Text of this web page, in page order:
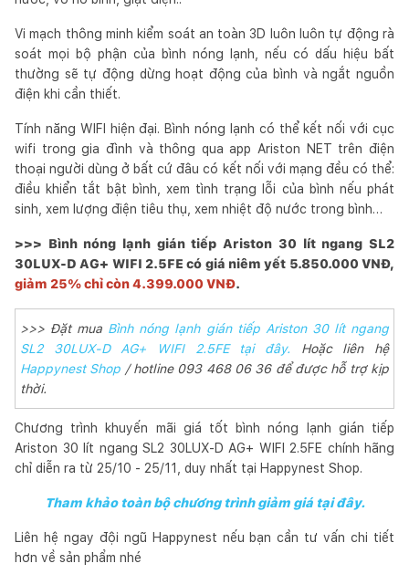
Vi mạch thông minh kiểm soát an toàn 3D luôn luôn tự động rà
soát mọi bộ phận của bình nóng lạnh, nếu có dấu hiệu bất
thường sẽ tự động dừng hoạt động của bình và ngắt nguồn
điện khi cần thiết.
Tính năng WIFI hiện đại. Bình nóng lạnh có thể kết nối với cục
wifi trong gia đình và thông qua app Ariston NET trên điện
thoại người dùng ở bất cứ đâu có kết nối với mạng đều có thể:
điều khiển tắt bật bình, xem tình trạng lỗi của bình nếu phát
sinh, xem lượng điện tiêu thụ, xem nhiệt độ nước trong bình…
>>> Bình nóng lạnh gián tiếp Ariston 30 lít ngang SL2
30LUX-D AG+ WIFI 2.5FE có giá niêm yết 5.850.000 VNĐ,
giảm 25% chỉ còn 4.399.000 VNĐ.
>>> Đặt mua Bình nóng lạnh gián tiếp Ariston 30 lít ngang
SL2 30LUX-D AG+ WIFI 2.5FE tại đây. Hoặc liên hệ
Happynest Shop / hotline 093 468 06 36 để được hỗ trợ kịp
thời.
Chương trình khuyến mãi giá tốt bình nóng lạnh gián tiếp
Ariston 30 lít ngang SL2 30LUX-D AG+ WIFI 2.5FE chính hãng
chỉ diễn ra từ 25/10 - 25/11, duy nhất tại Happynest Shop.
Tham khảo toàn bộ chương trình giảm giá tại đây.
Liên hệ ngay đội ngũ Happynest nếu bạn cần tư vấn chi tiết
hơn về sản phẩm nhé